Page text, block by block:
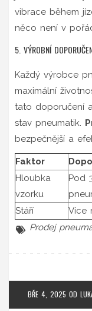
vibrace během
něco není v
5. VÝROBNÍ
Každý výrobce
maximální
tato doporučení
stav pneumatik.
bezpečnější a
Faktor
Hloubka
vzorku
Pod
Stáří
Více
Prodej
BŘE 4, 2025 OD